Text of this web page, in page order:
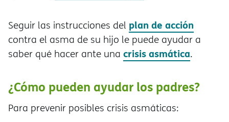
Seguir las instrucciones del plan de acción
contra el asma de su hijo le puede ayudar a
saber qué hacer ante una crisis asmática.
¿Cómo pueden ayudar los padres?
Para prevenir posibles crisis asmáticas: